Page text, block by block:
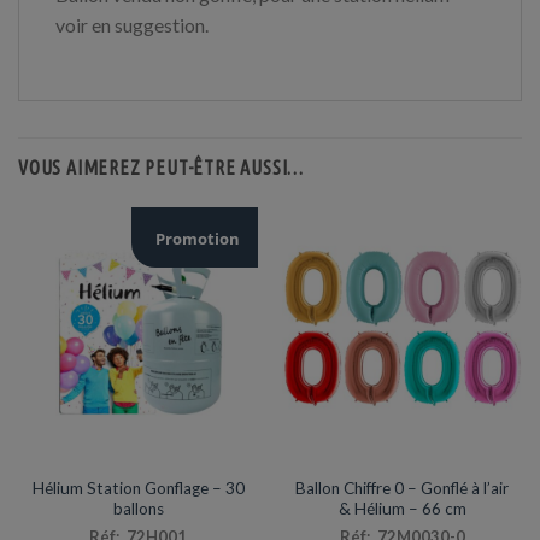
voir en suggestion.
VOUS AIMEREZ PEUT-ÊTRE AUSSI…
Promotion
Hélium Station Gonflage – 30
ballons
Réf: 72H001
Ballon Chiffre 0 – Gonflé à l’air
& Hélium – 66 cm
Réf: 72M0030-0